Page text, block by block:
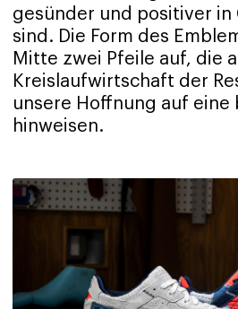
gesünder und positiver in
sind. Die Form des
Mitte zwei Pfeile auf, die
Kreislaufwirtschaft der
unsere Hoffnung auf eine
hinweisen.